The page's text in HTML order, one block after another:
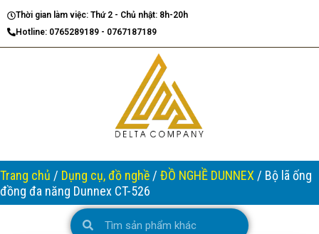
tới
nội
Thời gian làm việc: Thứ 2 - Chủ nhật: 8h-20h
Hotline: 0765289189 - 0767187189
Trang chủ / Dụng cụ, đồ nghề/ ĐỒ NGHỀ DUNNEX/ Bộ lã ống
đồng đa năng Dunnex CT-526
SearchSearch